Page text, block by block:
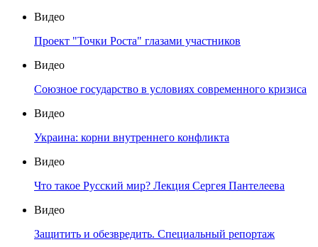
Видео
Проект "Точки Роста" глазами участников
Видео
Союзное государство в условиях современного кризиса
Видео
Украина: корни внутреннего конфликта
Видео
Что такое Русский мир? Лекция Сергея Пантелеева
Видео
Защитить и обезвредить. Специальный репортаж